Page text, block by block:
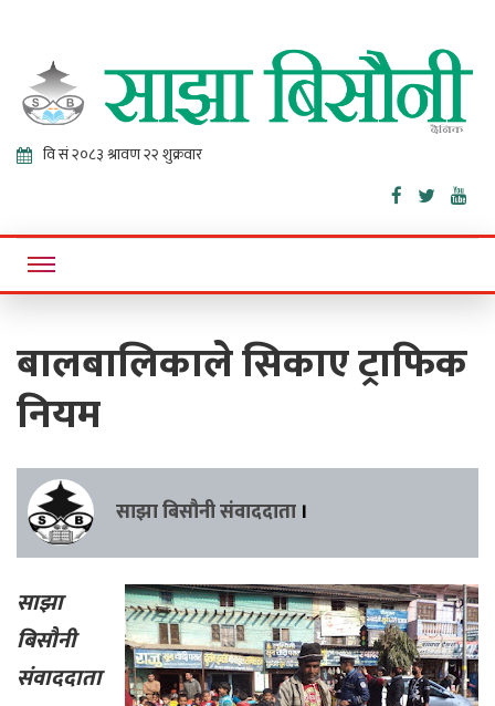
Sajha
Bisaunee
Online News Portal
बालबालिकाले सिकाए ट्राफिक
नियम
साझा बिसौनी संवाददाता ।
साझा
बिसौनी
संवाददाता